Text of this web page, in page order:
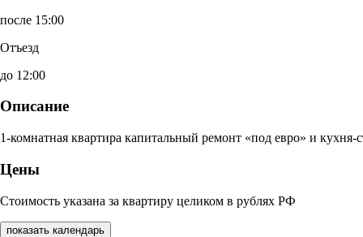
после 15:00
Отъезд
до 12:00
Описание
1-комнатная квартира капитальный ремонт «под евро» и кухня-
Цены
Стоимость указана за квартиру целиком в рублях РФ
показать календарь